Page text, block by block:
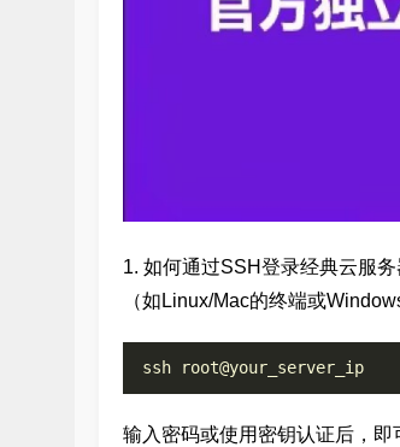
1. 如何通过SSH登录经典云服
（如Linux/Mac的终端或
输入密码或使用密钥认证后，即